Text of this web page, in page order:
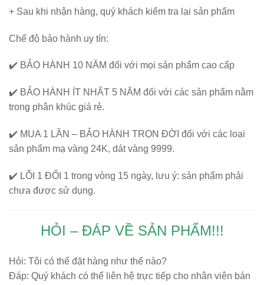
+ Sau khi nhận hàng, quý khách kiểm tra lại sản phẩm
Chế độ bảo hành uy tín:
✔️ BẢO HÀNH 10 NĂM đối với mọi sản phẩm cao cấp
✔️ BẢO HÀNH ÍT NHẤT 5 NĂM đối với các sản phẩm nằm
trong phân khúc giá rẻ.
✔️ MUA 1 LẦN – BẢO HÀNH TRỌN ĐỜI đối với các loại
sản phẩm mạ vàng 24K, dát vàng 9999.
✔️ LỖI 1 ĐỔI 1 trong vòng 15 ngày, lưu ý: sản phẩm phải
chưa được sử dụng.
HỎI – ĐÁP VỀ SẢN PHẨM!!!
Hỏi: Tôi có thể đặt hàng như thế nào?
Đáp: Quý khách có thể liên hệ trực tiếp cho nhân viên bán